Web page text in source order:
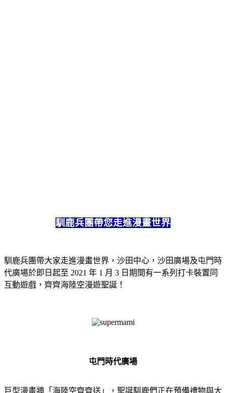
馴鹿兵團帶您走進漫畫世界
馴鹿兵團帶大家走進漫畫世界，沙田中心，沙田廣場及屯門時
代廣場於即日起至 2021 年 1 月 3 日期間有一系列打卡裝置同
互動遊戲，齊齊海陸空漫遊聖誕！
屯門時代廣場
巨型漫畫牆「海陸空齊齊送」，聖誕馴鹿們正在預備禮物與大